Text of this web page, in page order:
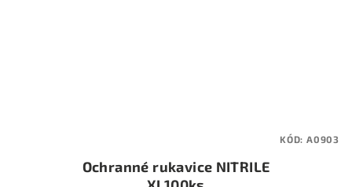
Ochranné rukavice NITRILE
KÓD: A0903